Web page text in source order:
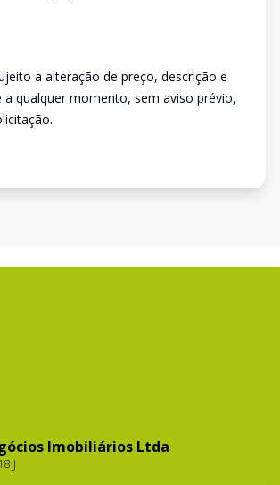
a alteração de preço, descrição e
a qualquer momento, sem aviso prévio,
Imobiliários Ltda
J